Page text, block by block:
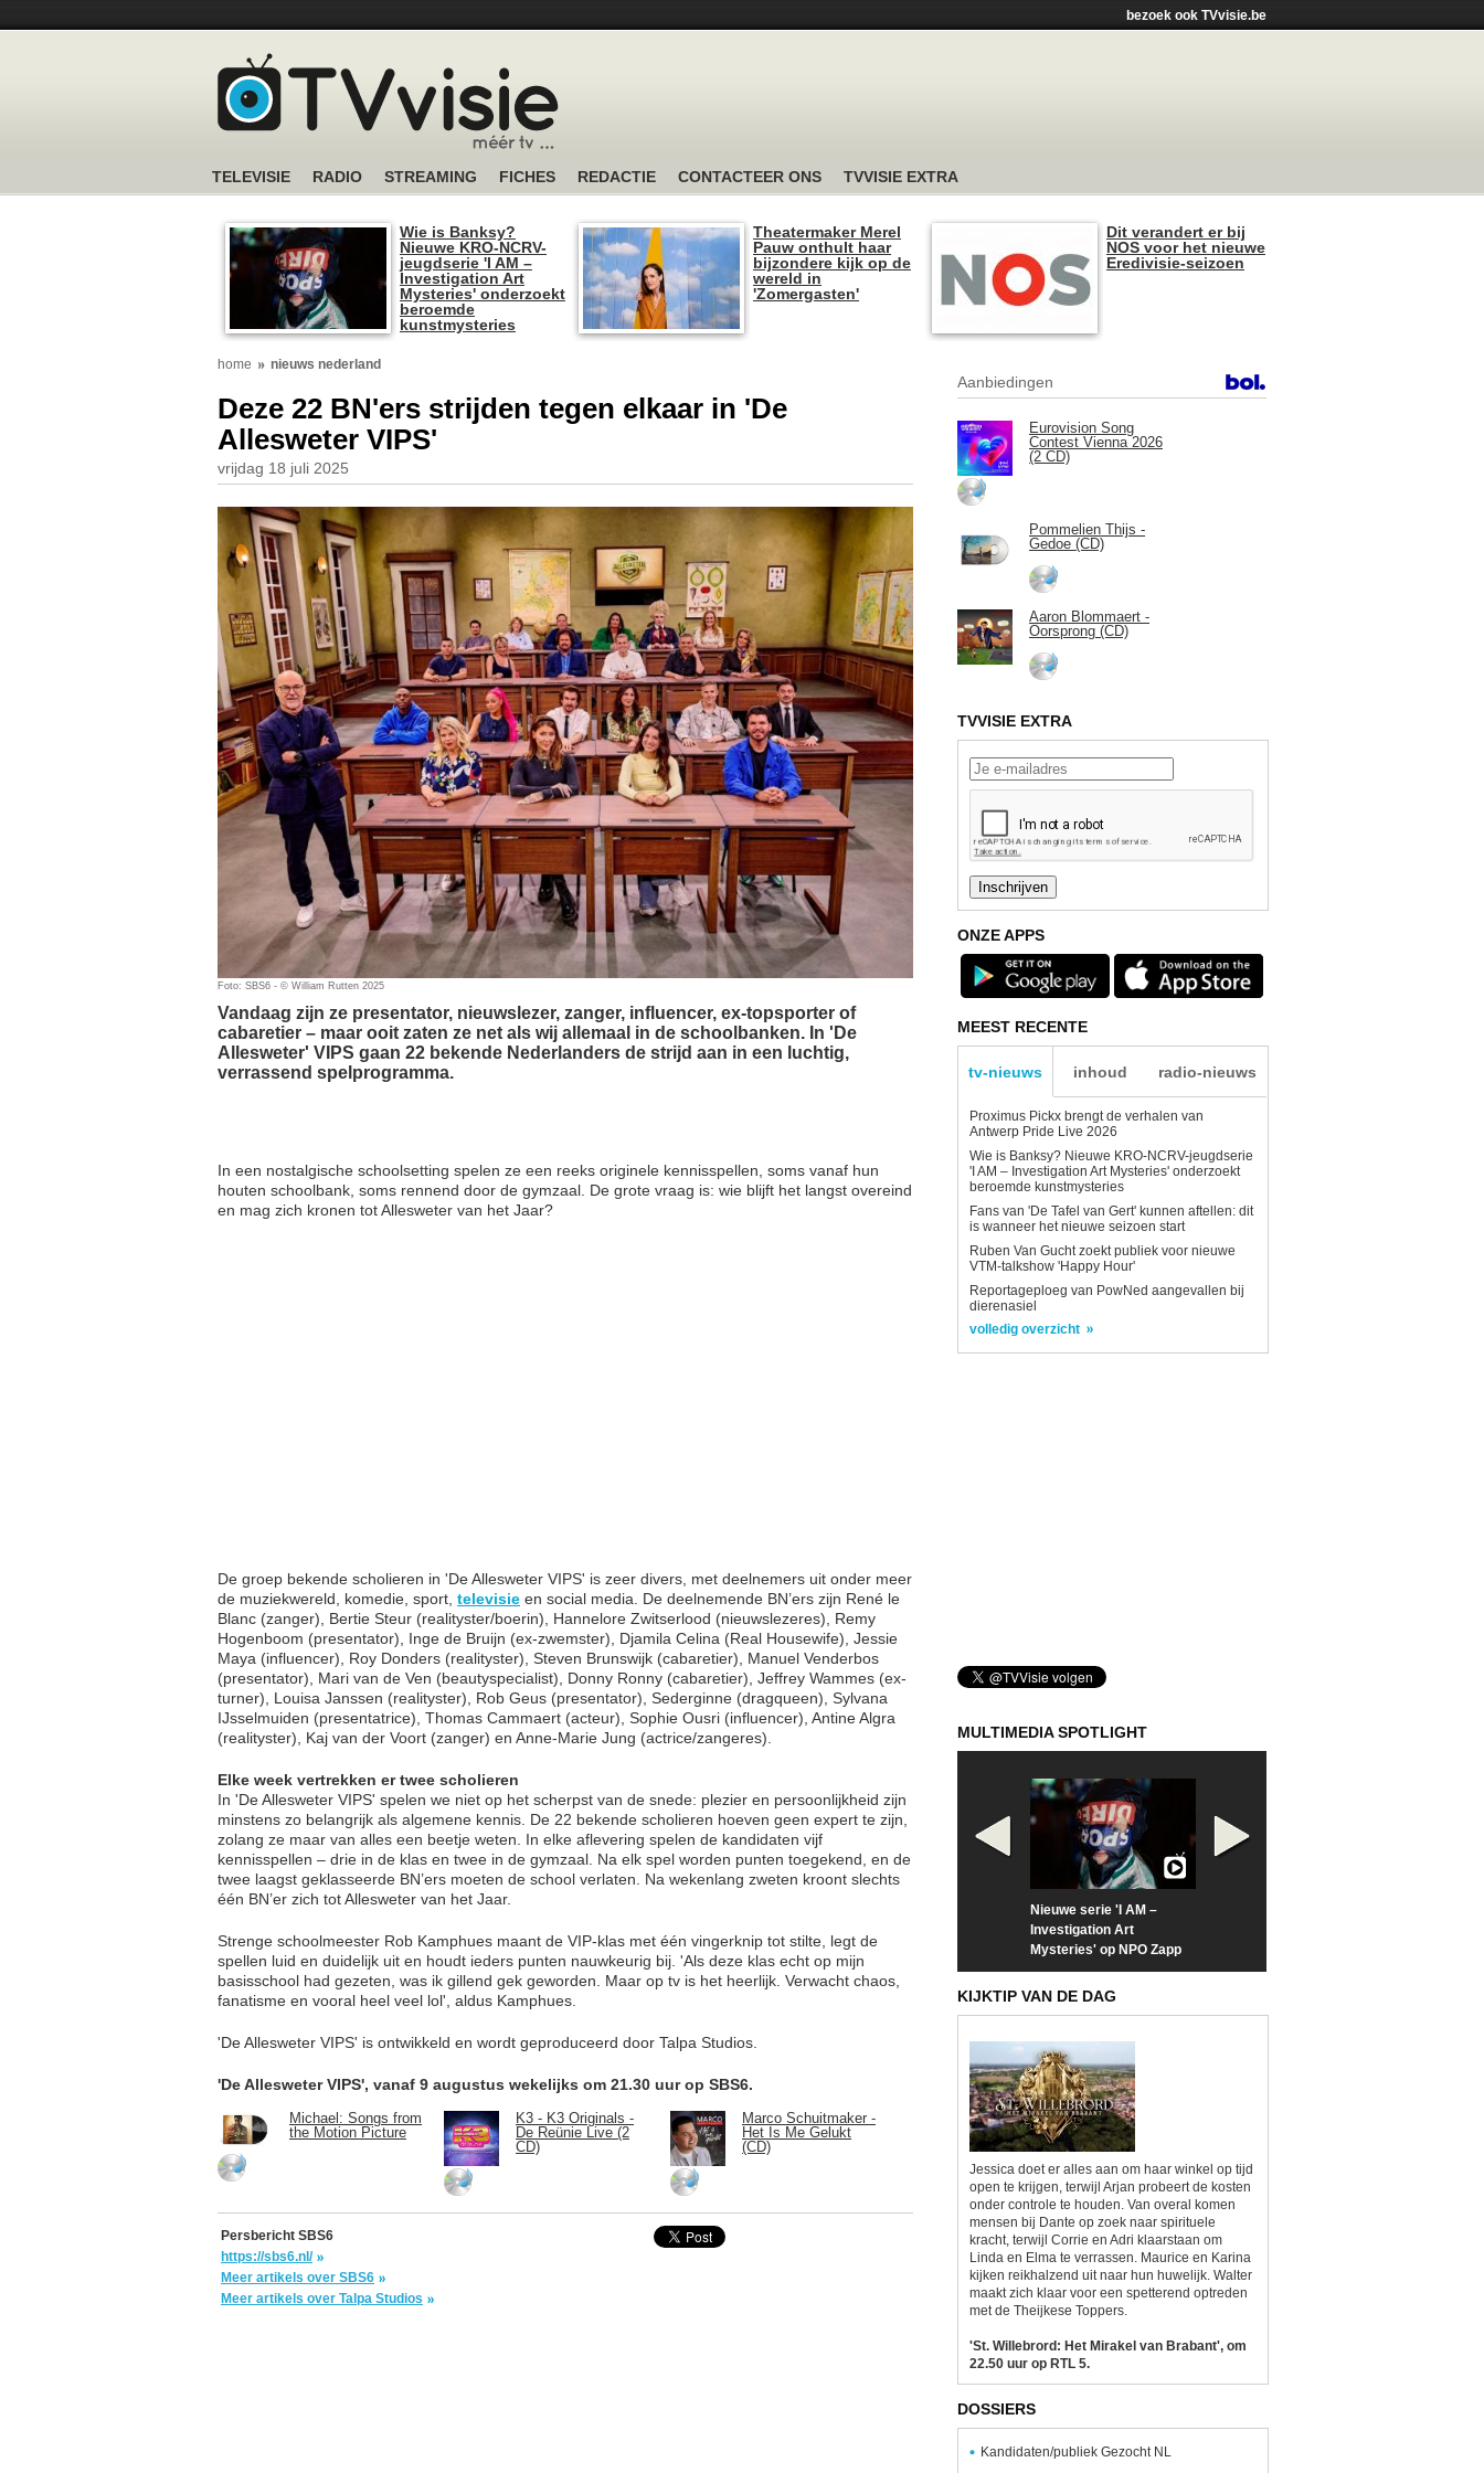
bezoek ook TVvisie.be
TELEVISIE RADIO STREAMING FICHES REDACTIE CONTACTEER ONS TVVISIE EXTRA
Wie is Banksy?
Nieuwe KRO-NCRV-
jeugdserie 'I AM –
Investigation Art
Mysteries' onderzoekt
beroemde
kunstmysteries
Theatermaker Merel
Pauw onthult haar
bijzondere kijk op de
wereld in
'Zomergasten'
Dit verandert er bij
NOS voor het nieuwe
Eredivisie-seizoen
home nieuws nederland
Deze 22 BN'ers strijden tegen elkaar in 'De
Allesweter VIPS'
vrijdag 18 juli 2025
Foto: SBS6 - © William Rutten 2025
Vandaag zijn ze presentator, nieuwslezer, zanger, influencer, ex-topsporter of
cabaretier – maar ooit zaten ze net als wij allemaal in de schoolbanken. In 'De
Allesweter' VIPS gaan 22 bekende Nederlanders de strijd aan in een luchtig,
verrassend spelprogramma.
In een nostalgische schoolsetting spelen ze een reeks originele kennisspellen, soms vanaf hun
houten schoolbank, soms rennend door de gymzaal. De grote vraag is: wie blijft het langst overeind
en mag zich kronen tot Allesweter van het Jaar?
De groep bekende scholieren in 'De Allesweter VIPS' is zeer divers, met deelnemers uit onder meer
de muziekwereld, komedie, sport, televisie en social media. De deelnemende BN’ers zijn René le
Blanc (zanger), Bertie Steur (realityster/boerin), Hannelore Zwitserlood (nieuwslezeres), Remy
Hogenboom (presentator), Inge de Bruijn (ex-zwemster), Djamila Celina (Real Housewife), Jessie
Maya (influencer), Roy Donders (realityster), Steven Brunswijk (cabaretier), Manuel Venderbos
(presentator), Mari van de Ven (beautyspecialist), Donny Ronny (cabaretier), Jeffrey Wammes (ex-
turner), Louisa Janssen (realityster), Rob Geus (presentator), Sederginne (dragqueen), Sylvana
IJsselmuiden (presentatrice), Thomas Cammaert (acteur), Sophie Ousri (influencer), Antine Algra
(realityster), Kaj van der Voort (zanger) en Anne-Marie Jung (actrice/zangeres).
Elke week vertrekken er twee scholieren
In 'De Allesweter VIPS' spelen we niet op het scherpst van de snede: plezier en persoonlijkheid zijn
minstens zo belangrijk als algemene kennis. De 22 bekende scholieren hoeven geen expert te zijn,
zolang ze maar van alles een beetje weten. In elke aflevering spelen de kandidaten vijf
kennisspellen – drie in de klas en twee in de gymzaal. Na elk spel worden punten toegekend, en de
twee laagst geklasseerde BN’ers moeten de school verlaten. Na wekenlang zweten kroont slechts
één BN’er zich tot Allesweter van het Jaar.
Strenge schoolmeester Rob Kamphues maant de VIP-klas met één vingerknip tot stilte, legt de
spellen luid en duidelijk uit en houdt ieders punten nauwkeurig bij. 'Als deze klas echt op mijn
basisschool had gezeten, was ik gillend gek geworden. Maar op tv is het heerlijk. Verwacht chaos,
fanatisme en vooral heel veel lol', aldus Kamphues.
'De Allesweter VIPS' is ontwikkeld en wordt geproduceerd door Talpa Studios.
'De Allesweter VIPS', vanaf 9 augustus wekelijks om 21.30 uur op SBS6.
Michael: Songs from
the Motion Picture
K3 - K3 Originals -
De Reünie Live (2
CD)
Marco Schuitmaker -
Het Is Me Gelukt
(CD)
Persbericht SBS6
https://sbs6.nl/
Meer artikels over SBS6
Meer artikels over Talpa Studios
Aanbiedingen
Eurovision Song
Contest Vienna 2026
(2 CD)
Pommelien Thijs -
Gedoe (CD)
Aaron Blommaert -
Oorsprong (CD)
TVVISIE EXTRA
ONZE APPS
MEEST RECENTE
tv-nieuws inhoud radio-nieuws
Proximus Pickx brengt de verhalen van
Antwerp Pride Live 2026
Wie is Banksy? Nieuwe KRO-NCRV-jeugdserie
'I AM – Investigation Art Mysteries' onderzoekt
beroemde kunstmysteries
Fans van 'De Tafel van Gert' kunnen aftellen: dit
is wanneer het nieuwe seizoen start
Ruben Van Gucht zoekt publiek voor nieuwe
VTM-talkshow 'Happy Hour'
Reportageploeg van PowNed aangevallen bij
dierenasiel
volledig overzicht
MULTIMEDIA SPOTLIGHT
Nieuwe serie 'I AM –
Investigation Art
Mysteries' op NPO Zapp
KIJKTIP VAN DE DAG
Jessica doet er alles aan om haar winkel op tijd
open te krijgen, terwijl Arjan probeert de kosten
onder controle te houden. Van overal komen
mensen bij Dante op zoek naar spirituele
kracht, terwijl Corrie en Adri klaarstaan om
Linda en Elma te verrassen. Maurice en Karina
kijken reikhalzend uit naar hun huwelijk. Walter
maakt zich klaar voor een spetterend optreden
met de Theijkese Toppers.
'St. Willebrord: Het Mirakel van Brabant', om
22.50 uur op RTL 5.
DOSSIERS
Kandidaten/publiek Gezocht NL